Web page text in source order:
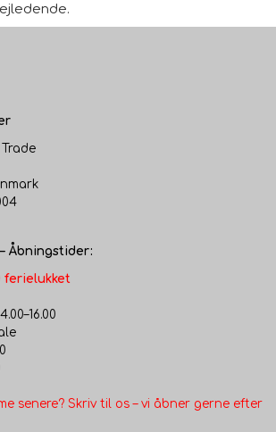
et tæppeunderlag på glatte
Åbningstider:
ferielukket
senere? Skriv til os – vi åbner gerne efter